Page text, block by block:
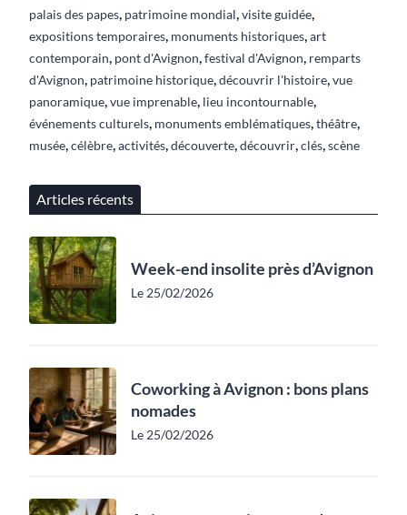
palais des papes, patrimoine mondial,visite guidée,
expositions temporaires, monuments historiques,art
contemporain, pont d'Avignon,festival d'Avignon, remparts
d'Avignon, patrimoine historique,découvrir l'histoire,vue
panoramique,vue imprenable, lieu incontournable,
événements culturels, monuments emblématiques,théâtre,
musée,célèbre,activités,découverte,découvrir,clés,scène
Articles récents
Week-end insolite près d’Avignon
Le 25/02/2026
Coworking à Avignon : bons plans
nomades
Le 25/02/2026